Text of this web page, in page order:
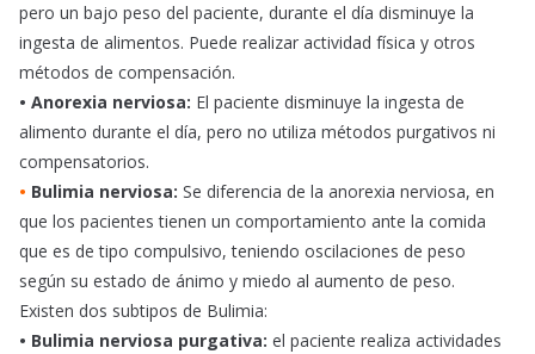
pero un bajo peso del paciente, durante el día disminuye la
ingesta de alimentos. Puede realizar actividad física y otros
métodos de compensación.
• Anorexia nerviosa: El paciente disminuye la ingesta de
alimento durante el día, pero no utiliza métodos purgativos ni
compensatorios.
• Bulimia nerviosa: Se diferencia de la anorexia nerviosa, en
que los pacientes tienen un comportamiento ante la comida
que es de tipo compulsivo, teniendo oscilaciones de peso
según su estado de ánimo y miedo al aumento de peso.
Existen dos subtipos de Bulimia:
• Bulimia nerviosa purgativa: el paciente realiza actividades